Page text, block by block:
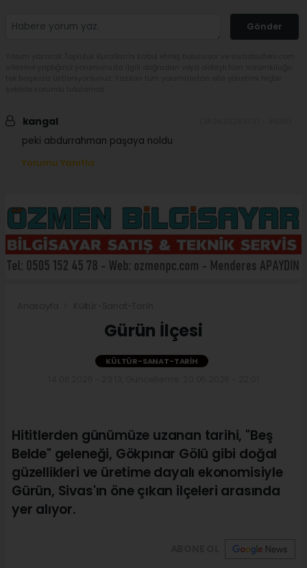
Gönder
kangal
peki abdurrahman paşaya noldu
Yorumu Yanıtla
Gürün İlçesi
KÜLTÜR-SANAT-TARIH
Hititlerden günümüze uzanan tarihi, "Beş
Belde" geleneği, Gökpınar Gölü gibi doğal
güzellikleri ve üretime dayalı ekonomisiyle
Gürün, Sivas'ın öne çıkan ilçeleri arasında
yer alıyor.